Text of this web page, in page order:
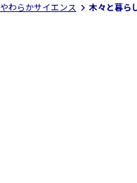
やわらかサイエンス 木々と暮ら